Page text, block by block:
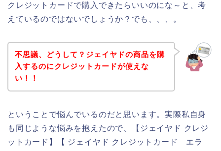
クレジットカードで購入できたらいいのにな～と、考
えているのではないでしょうか？でも、、、。
不思議、どうして？ジェイヤドの商品を購
入するのにクレジットカードが使えな
い！！
ということで悩んでいるのだと思います。実際私自身
も同じような悩みを抱えたので、【ジェイヤド クレジ
ットカード】【 ジェイヤド クレジットカード エラ